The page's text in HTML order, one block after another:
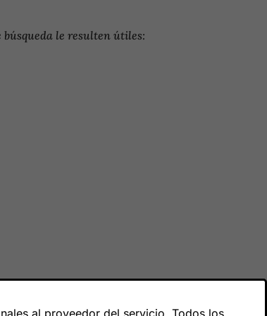
búsqueda le resulten útiles:
al proveedor del servicio. Todos los